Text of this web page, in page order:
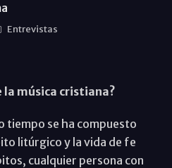
Entrevistas
la música cristiana?
tiempo se ha compuesto
litúrgico y la vida de fe
cualquier persona con